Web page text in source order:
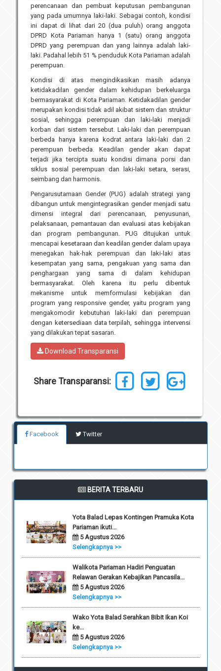
perencanaan dan pembuat keputusan pembangunan
yang pada umumnya laki-laki. Sebagai contoh, kondisi
ini dapat di lihat dari 20 (dua puluh) orang anggota
DPRD Kota Pariaman hanya 1 (satu) orang anggota
DPRD yang perempuan dan yang lainnya adalah laki-
laki. Padahal lebih 51 % penduduk Kota Pariaman adalah
perempuan.
Kondisi di atas mengindikasikan masih adanya
ketidakadilan gender dalam kehidupan berkeluarga
bermasyarakat di Kota Pariaman. Ketidakadilan gender
merupakan kondisi tidak adil akibat sistem dan struktur
sosial, sehingga perempuan dan laki-laki menjadi
korban dari sistem tersebut. Laki-laki dan perempuan
berbeda hanya karena kodrat antara laki-laki dan 2
perempuan berbeda. Keadilan gender akan dapat
terjadi jika tercipta suatu kondisi dimana porsi dan
siklus sosial perempuan dan laki-laki setara, serasi,
seimbang dan harmonis.
Pengarusutamaan Gender (PUG) adalah strategi yang
dibangun untuk mengintegrasikan gender menjadi satu
dimensi integral dari perencanaan, penyusunan,
pelaksanaan, pemantauan dan evaluasi atas kebijakan
dan program pembangunan. PUG ditujukan untuk
mencapai kesetaraan dan keadilan gender dalam upaya
menegakan hak-hak perempuan dan laki-laki atas
kesempatan yang sama, pengakuan yang sama dan
penghargaan yang sama di dalam kehidupan
bermasyarakat. Oleh karena itu perlu dibentuk
mekanisme untuk memformulasi kebijakan dan
program yang responsive gender, yaitu program yang
mengakomodir kebutuhan laki-laki dan perempuan
dengan ketersediaan data terpilah, sehingga intervensi
yang dilakukan tepat sasaran.
Download Transparansi
Share Transparansi:
Facebook Twitter
BERITA TERBARU
Yota Balad Lepas Kontingen Pramuka Kota
Pariaman ikuti...
5 Agustus 2026
Selengkapnya >>
Walikota Pariaman Hadiri Penguatan
Relawan Gerakan Kebajikan Pancasila...
5 Agustus 2026
Selengkapnya >>
Wako Yota Balad Serahkan Bibit Ikan Koi
ke...
5 Agustus 2026
Selengkapnya >>